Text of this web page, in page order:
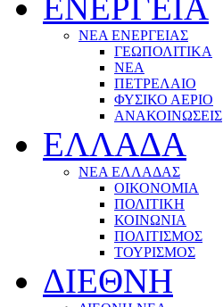
ΝΕΑ ΕΝΕΡΓΕΙΑΣ
ΓΕΩΠΟΛΙΤΙΚΑ
ΝΕΑ
ΠΕΤΡΕΛΑΙΟ
ΦΥΣΙΚΟ ΑΕΡΙΟ
ΑΝΑΚΟΙΝΩΣΕΙΣ
ΕΛΛΑΔΑ
ΝΕΑ ΕΛΛΑΔΑΣ
ΟΙΚΟΝΟΜΙΑ
ΠΟΛΙΤΙΚΗ
ΚΟΙΝΩΝΙΑ
ΠΟΛΙΤΙΣΜΟΣ
ΤΟΥΡΙΣΜΟΣ
ΔΙΕΘΝΗ